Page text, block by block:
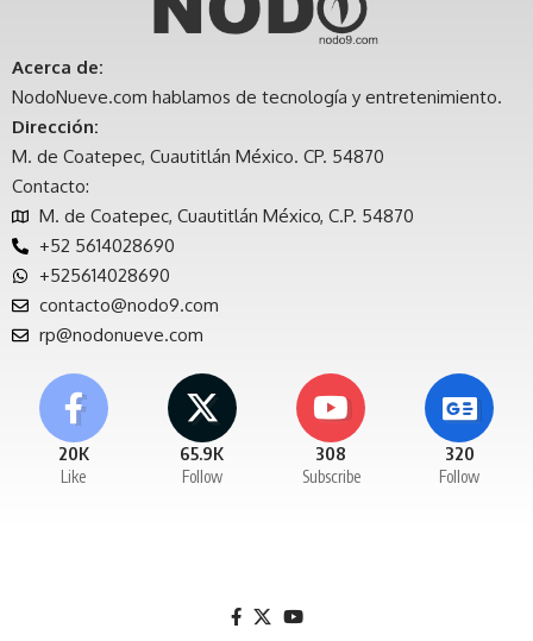
Acerca de:
NodoNueve.com hablamos de tecnología y entretenimiento.
Dirección:
M. de Coatepec, Cuautitlán México. CP. 54870
Contacto:
M. de Coatepec, Cuautitlán México, C.P. 54870
+52 5614028690
+525614028690
contacto@nodo9.com
rp@nodonueve.com
20K
Like
65.9K
Follow
308
Subscribe
320
Follow